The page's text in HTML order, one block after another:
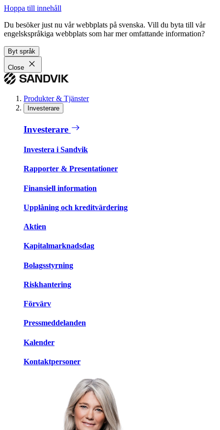
Hoppa till innehåll
Du besöker just nu vår webbplats på svenska. Vill du byta till vår
engelskspråkiga webbplats som har mer omfattande information?
Byt språk
Close
Produkter & Tjänster
Investerare
Investerare
Investera i Sandvik
Rapporter & Presentationer
Finansiell information
Upplåning och kreditvärdering
Aktien
Kapitalmarknadsdag
Bolagsstyrning
Riskhantering
Förvärv
Pressmeddelanden
Kalender
Kontaktpersoner